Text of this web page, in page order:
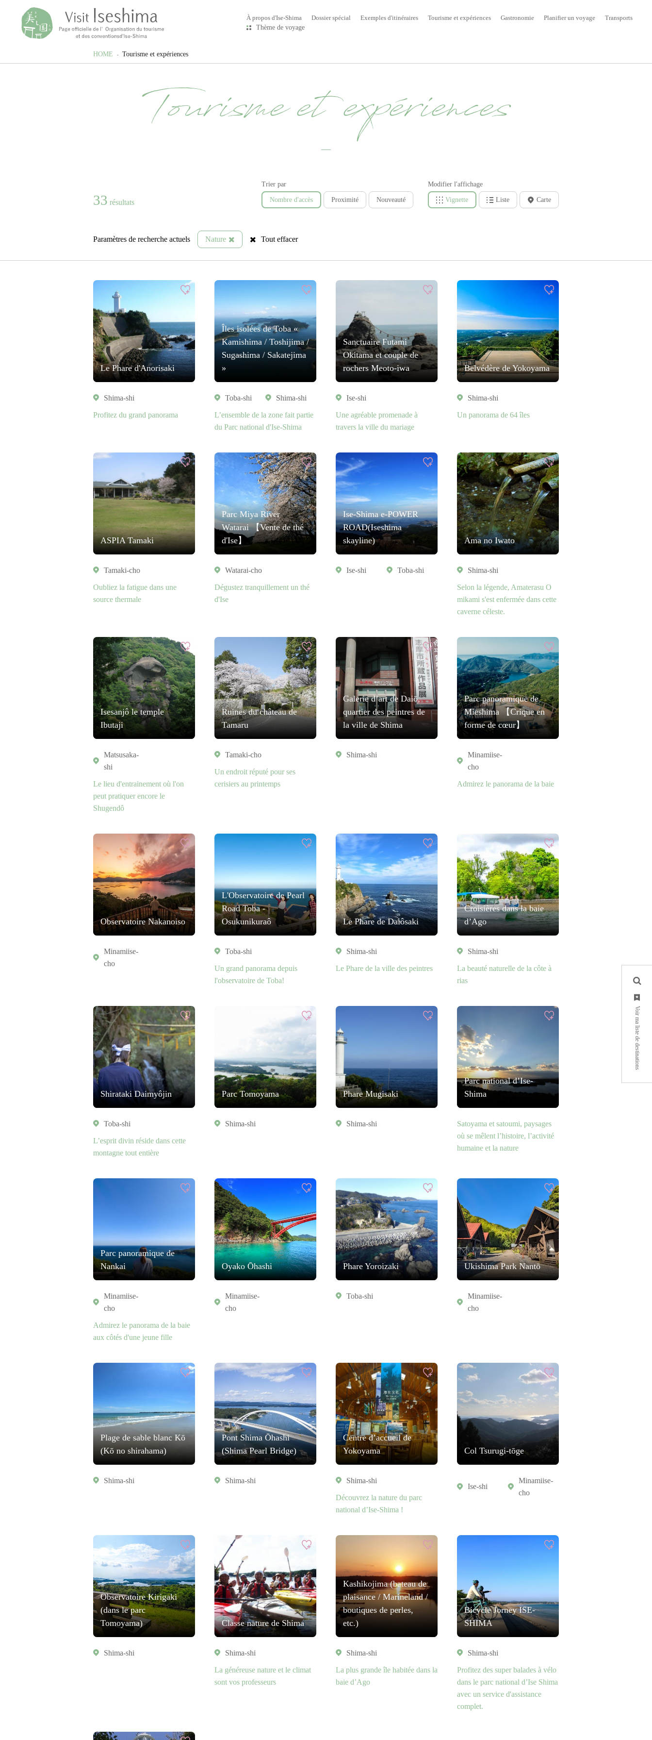
À propos d'Ise-Shima Dossier spécial Exemples d'itinéraires Tourisme et expériences Gastronomie Planifier un voyage Transports
Thème de voyage
Voir ma liste de destinations
HOME Tourisme et expériences
Tourisme et expériences
33 résultats
Trier par
Nombre d'accès Proximité Nouveauté
Modifier l'affichage
Vignette Liste Carte
Paramètres de recherche actuels Nature Tout effacer
Le Phare d'Anorisaki
Shima-shi
Profitez du grand panorama
Îles isolées de Toba «
Kamishima / Toshijima /
Sugashima / Sakatejima
»
Toba-shi Shima-shi
L’ensemble de la zone fait partie
du Parc national d'Ise-Shima
Sanctuaire Futami
Okitama et couple de
rochers Meoto-iwa
Ise-shi
Une agréable promenade à
travers la ville du mariage
Belvédère de Yokoyama
Shima-shi
Un panorama de 64 îles
ASPIA Tamaki
Tamaki-cho
Oubliez la fatigue dans une
source thermale
Parc Miya River
Watarai 【Vente de thé
d'Ise】
Watarai-cho
Dégustez tranquillement un thé
d'Ise
Ise-Shima e-POWER
ROAD(Iseshima
skayline)
Ise-shi Toba-shi
Ama no Iwato
Shima-shi
Selon la légende, Amaterasu O
mikami s'est enfermée dans cette
caverne céleste.
Isesanjô le temple
Ibutaji
Matsusaka-
shi
Le lieu d'entrainement où l'on
peut pratiquer encore le
Shugendô
Ruines du château de
Tamaru
Tamaki-cho
Un endroit réputé pour ses
cerisiers au printemps
Galerie d’art de Daiō,
quartier des peintres de
la ville de Shima
Shima-shi
Parc panoramique de
Mieshima 【Crique en
forme de cœur】
Minamiise-
cho
Admirez le panorama de la baie
Observatoire Nakanoiso
Minamiise-
cho
L'Observatoire de Pearl
Road Toba -
Osukunikuraô
Toba-shi
Un grand panorama depuis
l'observatoire de Toba!
Le Phare de Daiôsaki
Shima-shi
Le Phare de la ville des peintres
Croisières dans la baie
d’Ago
Shima-shi
La beauté naturelle de la côte à
rias
Shirataki Daimyôjin
Toba-shi
L’esprit divin réside dans cette
montagne tout entière
Parc Tomoyama
Shima-shi
Phare Mugisaki
Shima-shi
Parc national d’Ise-
Shima
Satoyama et satoumi, paysages
où se mêlent l’histoire, l’activité
humaine et la nature
Parc panoramique de
Nankai
Minamiise-
cho
Admirez le panorama de la baie
aux côtés d'une jeune fille
Oyako Ōhashi
Minamiise-
cho
Phare Yoroizaki
Toba-shi
Ukishima Park Nantō
Minamiise-
cho
Plage de sable blanc Kō
(Kō no shirahama)
Shima-shi
Pont Shima Ōhashi
(Shima Pearl Bridge)
Shima-shi
Centre d’accueil de
Yokoyama
Shima-shi
Découvrez la nature du parc
national d’Ise-Shima !
Col Tsurugi-tōge
Ise-shi
Minamiise-
cho
Observatoire Kirigaki
(dans le parc
Tomoyama)
Shima-shi
Classe nature de Shima
Shima-shi
La généreuse nature et le climat
sont vos professeurs
Kashikojima (bateau de
plaisance / Marineland /
boutiques de perles,
etc.)
Shima-shi
La plus grande île habitée dans la
baie d’Ago
Bicycle Jorney ISE-
SHIMA
Shima-shi
Profitez des super balades à vélo
dans le parc national d’Ise Shima
avec un service d'assistance
complet.